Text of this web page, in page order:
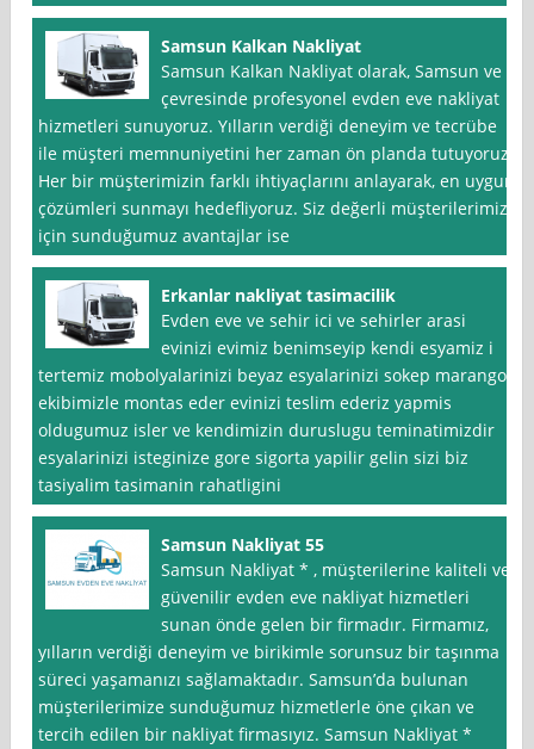
Samsun Kalkan Nakliyat
Samsun Kalkan Nakliyat olarak, Samsun ve
çevresinde profesyonel evden eve nakliyat
hizmetleri sunuyoruz. Yılların verdiği deneyim ve tecrübe
ile müşteri memnuniyetini her zaman ön planda tutuyoruz.
Her bir müşterimizin farklı ihtiyaçlarını anlayarak, en uygun
çözümleri sunmayı hedefliyoruz. Siz değerli müşterilerimiz
için sunduğumuz avantajlar ise
Erkanlar nakliyat tasimacilik
Evden eve ve sehir ici ve sehirler arasi
evinizi evimiz benimseyip kendi esyamiz i
tertemiz mobolyalarinizi beyaz esyalarinizi sokep marangoz
ekibimizle montas eder evinizi teslim ederiz yapmis
oldugumuz isler ve kendimizin duruslugu teminatimizdir
esyalarinizi isteginize gore sigorta yapilir gelin sizi biz
tasiyalim tasimanin rahatligini
Samsun Nakliyat 55
Samsun Nakliyat * , müşterilerine kaliteli ve
güvenilir evden eve nakliyat hizmetleri
sunan önde gelen bir firmadır. Firmamız,
yılların verdiği deneyim ve birikimle sorunsuz bir taşınma
süreci yaşamanızı sağlamaktadır. Samsun’da bulunan
müşterilerimize sunduğumuz hizmetlerle öne çıkan ve
tercih edilen bir nakliyat firmasıyız. Samsun Nakliyat *